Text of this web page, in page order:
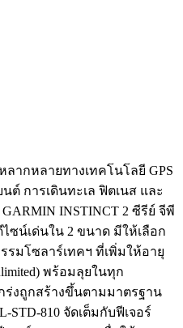
ากหลายทางเทคโนโลยี GPS
ต์ การเดินทะเล ฟิตเนส และ
INSTINCT 2 ซีรีย์ จีพี
ซน์เด่นใน 2 ขนาด มีให้เลือก
รมโซลาร์เทคฯ ที่เพิ่มให้อายุ
พร้อมลุยในทุก
งถูกสร้างขึ้นตามมาตรฐาน
810 จัดเต็มกับฟีเจอร์